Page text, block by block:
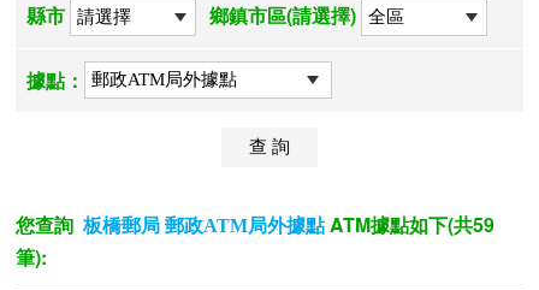
縣市 鄉鎮市區(請選擇)
據點：
您查詢 板橋郵局 郵政ATM局外據點 ATM據點如下(共59
筆):